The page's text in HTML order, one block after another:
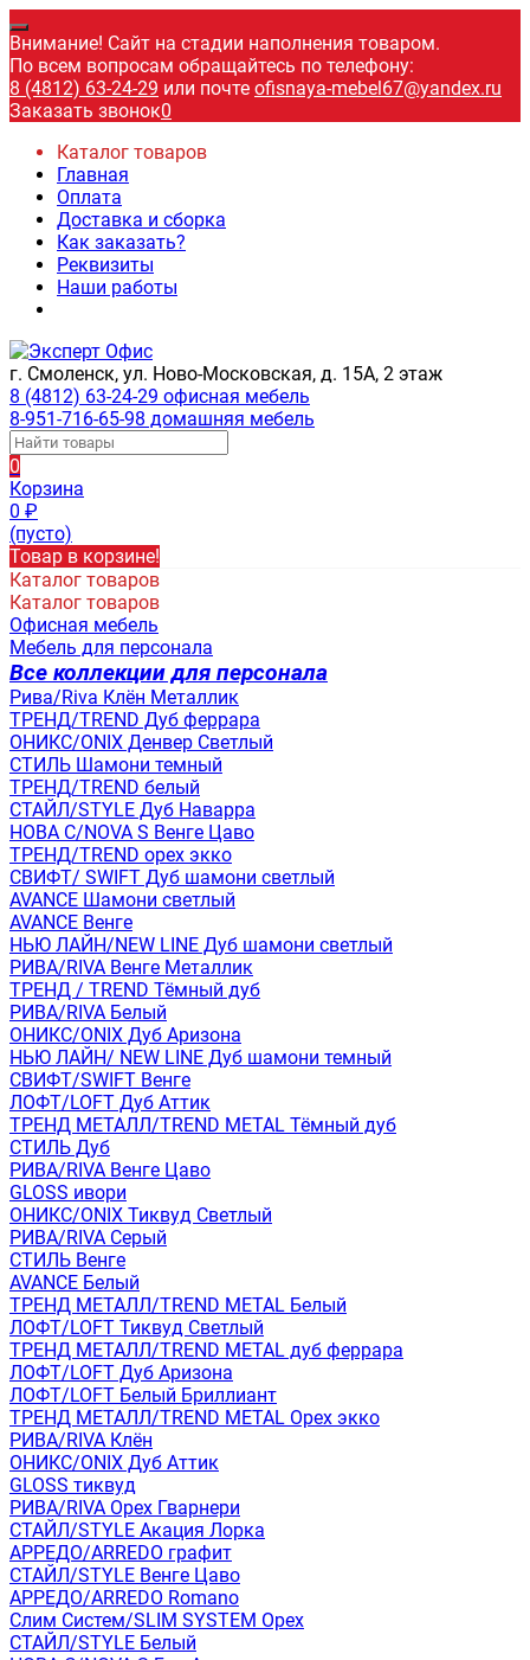
Внимание! Сайт на стадии наполнения товаром.
По всем вопросам обращайтесь по телефону:
8 (4812) 63-24-29 или почте ofisnaya-mebel67@yandex.ru
Заказать звонок0
Каталог товаров
Главная
Оплата
Доставка и сборка
Как заказать?
Реквизиты
Наши работы
г. Смоленск, ул. Ново-Московская, д. 15А, 2 этаж
8 (4812) 63-24-29 офисная мебель
8-951-716-65-98 домашняя мебель
0
Корзина
0 ₽
(пусто)
Товар в корзине!
Каталог товаров
Каталог товаров
Офисная мебель
Мебель для персонала
Все коллекции для персонала
Рива/Riva Клён Металлик
ТРЕНД/TREND Дуб феррара
ОНИКС/ONIX Денвер Светлый
СТИЛЬ Шамони темный
ТРЕНД/TREND белый
СТАЙЛ/STYLE Дуб Наварра
НОВА С/NOVA S Венге Цаво
ТРЕНД/TREND орех экко
СВИФТ/ SWIFT Дуб шамони светлый
AVANCE Шамони светлый
AVANCE Венге
НЬЮ ЛАЙН/NEW LINE Дуб шамони светлый
РИВА/RIVA Венге Металлик
TРЕНД / TREND Тёмный дуб
РИВА/RIVA Белый
ОНИКС/ONIX Дуб Аризона
НЬЮ ЛАЙН/ NEW LINE Дуб шамони темный
СВИФТ/SWIFT Венге
ЛОФТ/LOFT Дуб Аттик
ТРЕНД МЕТАЛЛ/TREND METAL Тёмный дуб
СТИЛЬ Дуб
РИВА/RIVA Венге Цаво
GLOSS ивори
ОНИКС/ONIX Тиквуд Светлый
РИВА/RIVA Серый
СТИЛЬ Венге
AVANСE Белый
ТРЕНД МЕТАЛЛ/TREND METAL Белый
ЛОФТ/LOFT Тиквуд Светлый
ТРЕНД МЕТАЛЛ/TREND METAL дуб феррара
ЛОФТ/LOFT Дуб Аризона
ЛОФТ/LOFT Белый Бриллиант
ТРЕНД МЕТАЛЛ/TREND METAL Орех экко
РИВА/RIVA Клён
ОНИКС/ONIX Дуб Аттик
GLOSS тиквуд
РИВА/RIVA Орех Гварнери
СТАЙЛ/STYLE Акация Лорка
АРРЕДО/ARREDO графит
СТАЙЛ/STYLE Венге Цаво
АРРЕДО/ARREDO Romano
Слим Систем/SLIM SYSTEM Орех
СТАЙЛ/STYLE Белый